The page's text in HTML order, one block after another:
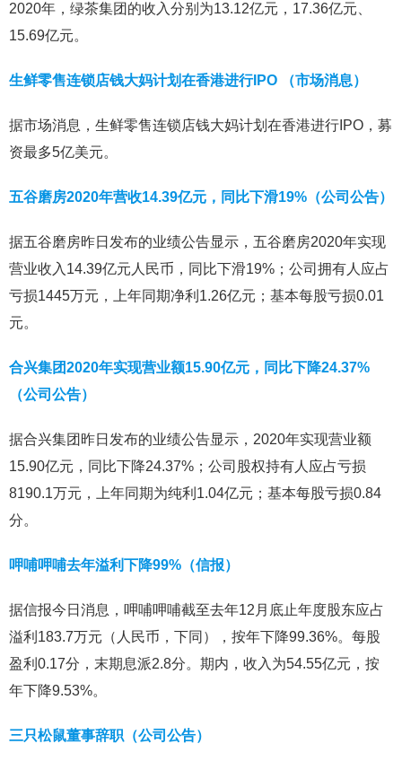
2020年，绿茶集团的收入分别为13.12亿元，17.36亿元、
15.69亿元。
生鲜零售连锁店钱大妈计划在香港进行IPO （市场消息）
据市场消息，生鲜零售连锁店钱大妈计划在香港进行IPO，募
资最多5亿美元。
五谷磨房2020年营收14.39亿元，同比下滑19%（公司公告）
据五谷磨房昨日发布的业绩公告显示，五谷磨房2020年实现
营业收入14.39亿元人民币，同比下滑19%；公司拥有人应占
亏损1445万元，上年同期净利1.26亿元；基本每股亏损0.01
元。
合兴集团2020年实现营业额15.90亿元，同比下降24.37%
（公司公告）
据合兴集团昨日发布的业绩公告显示，2020年实现营业额
15.90亿元，同比下降24.37%；公司股权持有人应占亏损
8190.1万元，上年同期为纯利1.04亿元；基本每股亏损0.84
分。
呷哺呷哺去年溢利下降99%（信报）
据信报今日消息，呷哺呷哺截至去年12月底止年度股东应占
溢利183.7万元（人民币，下同），按年下降99.36%。每股
盈利0.17分，末期息派2.8分。期内，收入为54.55亿元，按
年下降9.53%。
三只松鼠董事辞职（公司公告）